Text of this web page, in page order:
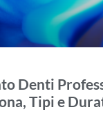
Denti
Tipi e